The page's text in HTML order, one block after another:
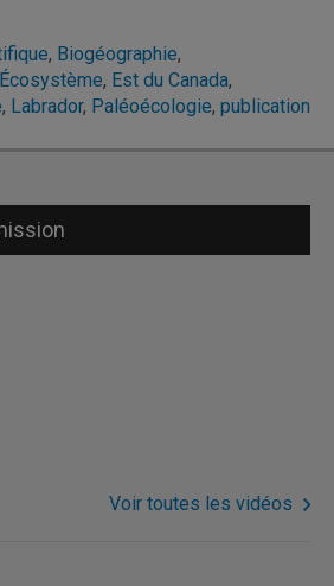
, Biogéographie,
Écosystème, Est du Canada,
, Labrador, Paléoécologie, publication
Voir toutes les vidéos